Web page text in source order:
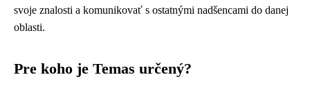
svoje znalosti a komunikovať s ostatnými nadšencami do danej
oblasti.
Pre koho je Temas určený?